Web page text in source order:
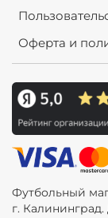
Оферта и
Футбольный
г.